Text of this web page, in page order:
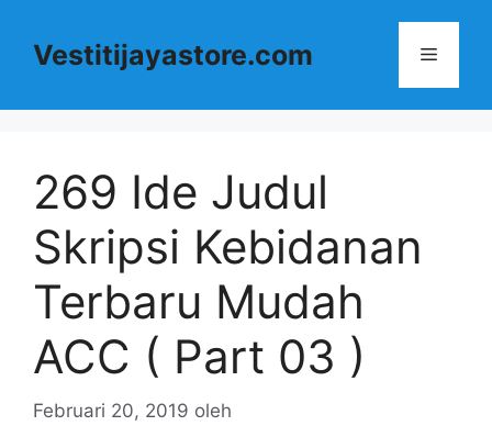
Vestitijayastore.com Menu
269 Ide Judul
Skripsi Kebidanan
Terbaru Mudah
ACC ( Part 03 )
Februari 20, 2019 oleh